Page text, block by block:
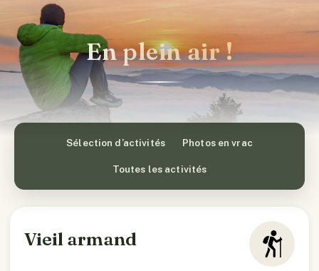
En plein air !
Sélection d’activités Photos en vrac
Toutes les activités
Vieil armand